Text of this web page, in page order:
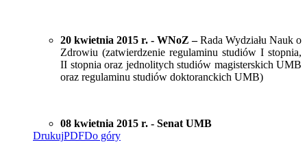
20 kwietnia 2015 r. - WNoZ –Rada Wydziału Nauk o
Zdrowiu (zatwierdzenie regulaminu studiów I stopnia,
II stopnia oraz jednolitych studiów magisterskich UMB
oraz regulaminu studiów doktoranckich UMB)
08 kwietnia 2015 r. - Senat UMB
DrukujPDFDo góry